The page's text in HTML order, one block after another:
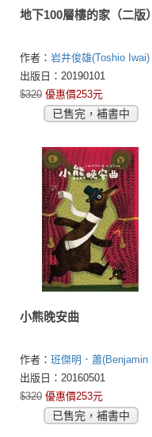
地下100層樓的家（二版）
作者： 岩井俊雄(Toshio Iwai)
出版日：20190101
$320 優惠價253元
已售完，補書中
小熊晚安曲
作者： 班傑明．蕭(Benjamin
Chaud)
出版日：20160501
$320 優惠價253元
已售完，補書中